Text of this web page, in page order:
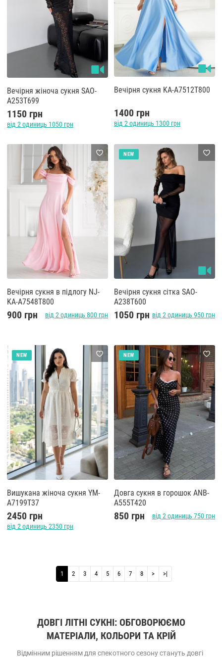
Вечірня жіноча сукня SAO-
A253T699
1150 грн
від 2 одиниць 1050 грн
Вечірня сукня KA-A7512T800
1400 грн
від 2 одиниць 1300 грн
Вечірня сукня в підлогу NJ-
KA-A7548T800
900 грн від 2 одиниць 800 грн
NEW
Вечірня сукня сітка SAO-
A238T600
1050 грн від 2 одиниць 950 грн
NEW
Вишукана жіноча сукня YM-
A7199T37
2450 грн
від 2 одиниць 2350 грн
NEW
Довга сукня в горошок ANB-
A555T420
850 грн від 2 одиниць 750 грн
1 2 3 4 5 6 7 8 > >|
ДОВГІ ЛІТНІ СУКНІ: ОБГОВОРЮЄМО
МАТЕРІАЛИ, КОЛЬОРИ ТА КРІЙ
Відмінним рішенням для спекотного сезону стануть довгі